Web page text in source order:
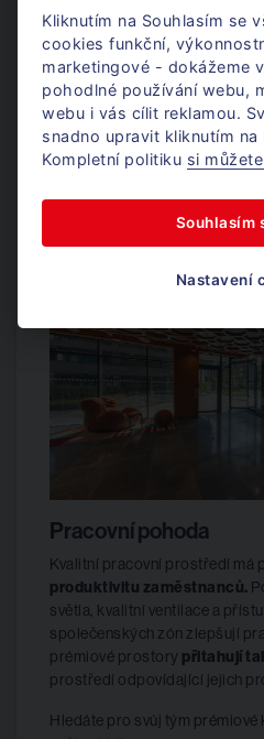
pracovního dne a přispívá k
lokalita také zvyšuje prestiž
obchodních partnerů.
Široká nabídka služeb
Další významnou výhodou
nabídka služebv
či catering. Firmy tak mohou
kancelářského prostoruna
soustředit sevýhradně na
Pracovní pohoda
Kvalitní pracovní prostředí má
produktivitu zaměstnanců.
světla, kvalitní ventilace a
společenských zón zlepšují
prémiové prostory přitahují
prostředí odpovídající jejich
Hledáte pro svůj tým prémiové
Kliknutím na Souhlasím se
cookies funkční,
marketingové - dokážeme
pohodlné používání webu,
webu i vás cílit reklamou.
snadno upravit kliknutím
Kompletní politiku si
Souhlasím
Nastavení